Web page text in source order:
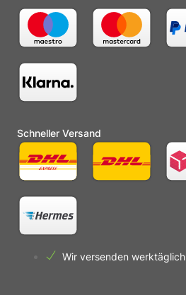
Schneller Versand
Wir versenden werktäglich